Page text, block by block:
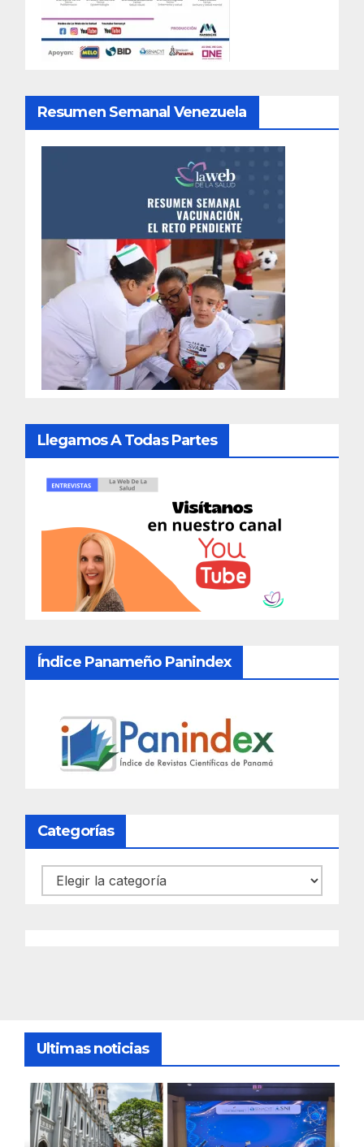
Resumen Semanal Venezuela
Llegamos A Todas Partes
Índice Panameño Panindex
Categorías
Categorías
Ultimas noticias